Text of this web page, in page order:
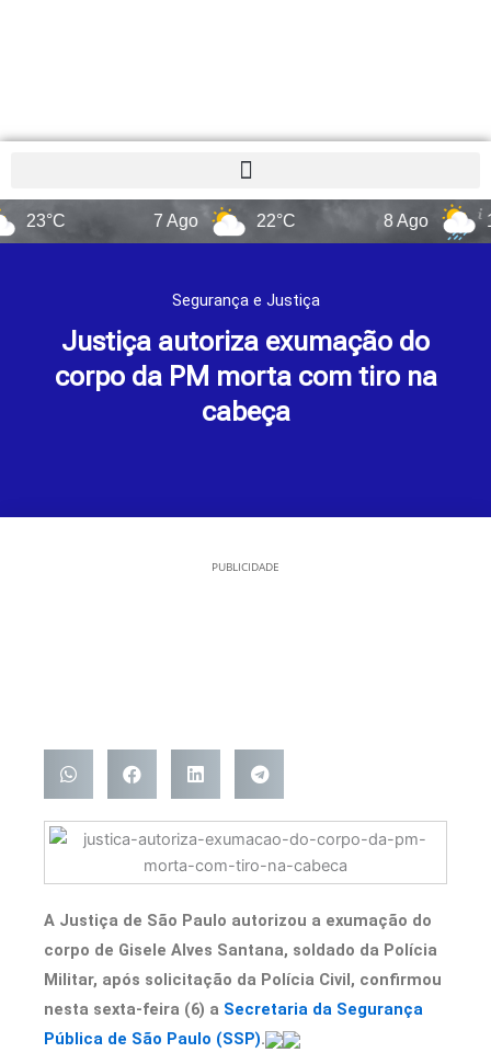
22°C 14°C
Segurança e Justiça
Justiça autoriza exumação do
corpo da PM morta com tiro na
cabeça
PUBLICIDADE
A Justiça de São Paulo autorizou a exumação do
corpo de Gisele Alves Santana, soldado da Polícia
Militar, após solicitação da Polícia Civil, confirmou
nesta sexta-feira (6) a Secretaria da Segurança
Pública de São Paulo (SSP).